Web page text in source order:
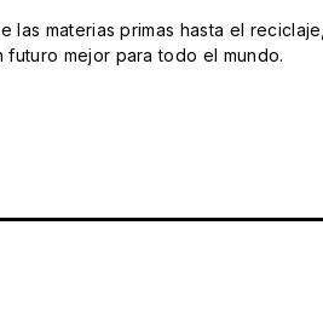
las materias primas hasta el
mejor para todo el mundo.